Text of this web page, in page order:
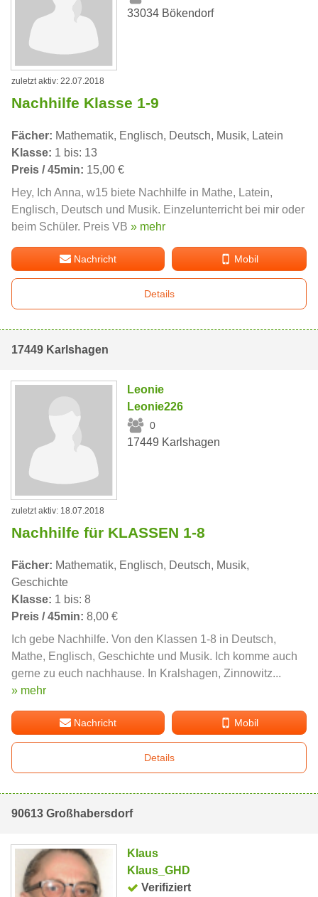
33034 Bökendorf
zuletzt aktiv: 22.07.2018
Nachhilfe Klasse 1-9
Fächer: Mathematik, Englisch, Deutsch, Musik, Latein
Klasse: 1 bis: 13
Preis / 45min: 15,00 €
Hey, Ich Anna, w15 biete Nachhilfe in Mathe, Latein,
Englisch, Deutsch und Musik. Einzelunterricht bei mir oder
beim Schüler. Preis VB » mehr
Nachricht Mobil
Details
17449 Karlshagen
Leonie
Leonie226
0
17449 Karlshagen
zuletzt aktiv: 18.07.2018
Nachhilfe für KLASSEN 1-8
Fächer: Mathematik, Englisch, Deutsch, Musik,
Geschichte
Klasse: 1 bis: 8
Preis / 45min: 8,00 €
Ich gebe Nachhilfe. Von den Klassen 1-8 in Deutsch,
Mathe, Englisch, Geschichte und Musik. Ich komme auch
gerne zu euch nachhause. In Kralshagen, Zinnowitz...
» mehr
Nachricht Mobil
Details
90613 Großhabersdorf
Klaus
Klaus_GHD
Verifiziert